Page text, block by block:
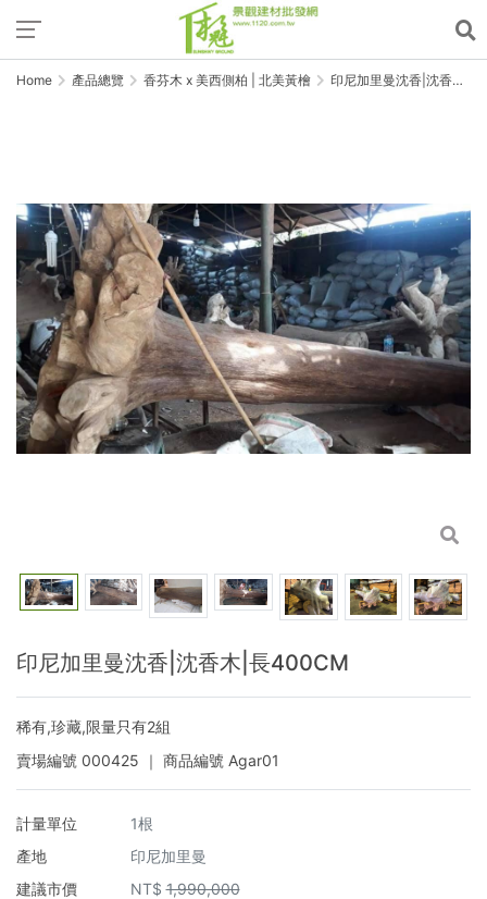
Home 產品總覽 香芬木 x 美西側柏 | 北美黃檜
印尼加里曼沈香|沈香木|
印尼加里曼沈香|沈香木|長400CM
稀有,珍藏,限量只有2組
賣場編號 000425 ｜ 商品編號 Agar01
計量單位
1根
產地
印尼加里曼
建議市價
NT$ 1,990,000